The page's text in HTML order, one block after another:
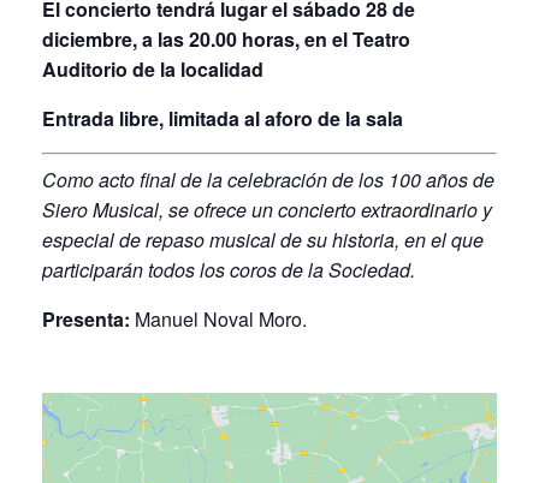
El concierto tendrá lugar el sábado 28 de
diciembre, a las 20.00 horas, en el Teatro
Auditorio de la localidad
Entrada libre, limitada al aforo de la sala
Como acto final de la celebración de los 100 años de
Siero Musical, se ofrece un concierto extraordinario y
especial de repaso musical de su historia, en el que
participarán todos los coros de la Sociedad.
Presenta: Manuel Noval Moro.